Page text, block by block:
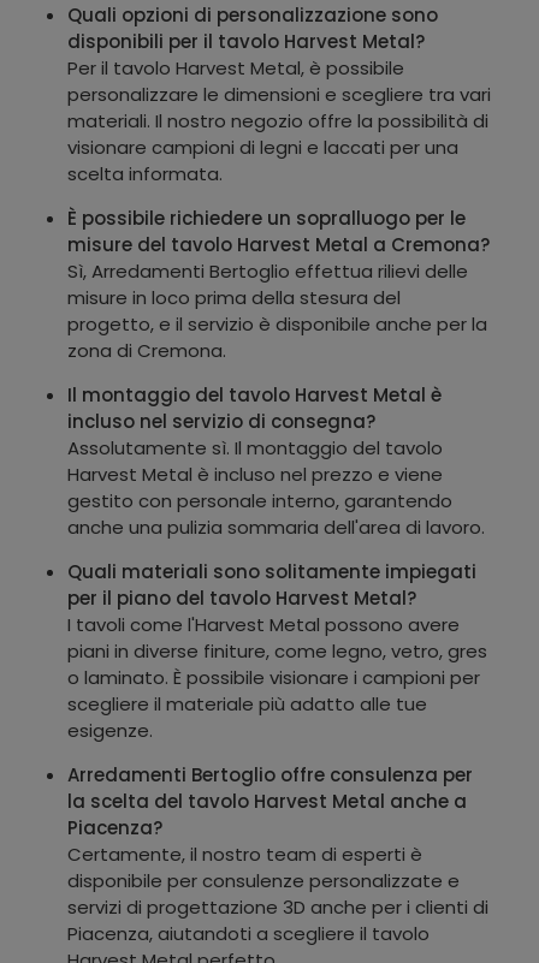
Quali opzioni di personalizzazione sono
disponibili per il tavolo Harvest Metal?
Per il tavolo Harvest Metal, è possibile
personalizzare le dimensioni e scegliere tra vari
materiali. Il nostro negozio offre la possibilità di
visionare campioni di legni e laccati per una
scelta informata.
È possibile richiedere un sopralluogo per le
misure del tavolo Harvest Metal a Cremona?
Sì, Arredamenti Bertoglio effettua rilievi delle
misure in loco prima della stesura del
progetto, e il servizio è disponibile anche per la
zona di Cremona.
Il montaggio del tavolo Harvest Metal è
incluso nel servizio di consegna?
Assolutamente sì. Il montaggio del tavolo
Harvest Metal è incluso nel prezzo e viene
gestito con personale interno, garantendo
anche una pulizia sommaria dell'area di lavoro.
Quali materiali sono solitamente impiegati
per il piano del tavolo Harvest Metal?
I tavoli come l'Harvest Metal possono avere
piani in diverse finiture, come legno, vetro, gres
o laminato. È possibile visionare i campioni per
scegliere il materiale più adatto alle tue
esigenze.
Arredamenti Bertoglio offre consulenza per
la scelta del tavolo Harvest Metal anche a
Piacenza?
Certamente, il nostro team di esperti è
disponibile per consulenze personalizzate e
servizi di progettazione 3D anche per i clienti di
Piacenza, aiutandoti a scegliere il tavolo